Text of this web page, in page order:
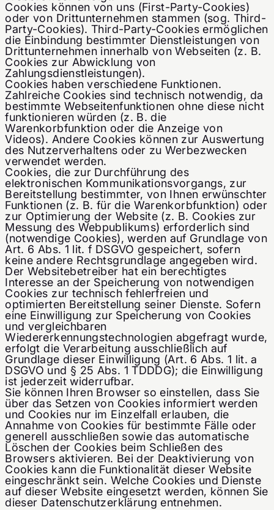
Cookies können von uns (First-Party-Cookies)
oder von Drittunternehmen stammen (sog. Third-
Party-Cookies). Third-Party-Cookies ermöglichen
die Einbindung bestimmter Dienstleistungen von
Drittunternehmen innerhalb von Webseiten (z. B.
Cookies zur Abwicklung von
Zahlungsdienstleistungen).
Cookies haben verschiedene Funktionen.
Zahlreiche Cookies sind technisch notwendig, da
bestimmte Webseitenfunktionen ohne diese nicht
funktionieren würden (z. B. die
Warenkorbfunktion oder die Anzeige von
Videos). Andere Cookies können zur Auswertung
des Nutzerverhaltens oder zu Werbezwecken
verwendet werden.
Cookies, die zur Durchführung des
elektronischen Kommunikationsvorgangs, zur
Bereitstellung bestimmter, von Ihnen erwünschter
Funktionen (z. B. für die Warenkorbfunktion) oder
zur Optimierung der Website (z. B. Cookies zur
Messung des Webpublikums) erforderlich sind
(notwendige Cookies), werden auf Grundlage von
Art. 6 Abs. 1 lit. f DSGVO gespeichert, sofern
keine andere Rechtsgrundlage angegeben wird.
Der Websitebetreiber hat ein berechtigtes
Interesse an der Speicherung von notwendigen
Cookies zur technisch fehlerfreien und
optimierten Bereitstellung seiner Dienste. Sofern
eine Einwilligung zur Speicherung von Cookies
und vergleichbaren
Wiedererkennungstechnologien abgefragt wurde,
erfolgt die Verarbeitung ausschließlich auf
Grundlage dieser Einwilligung (Art. 6 Abs. 1 lit. a
DSGVO und § 25 Abs. 1 TDDDG); die Einwilligung
ist jederzeit widerrufbar.
Sie können Ihren Browser so einstellen, dass Sie
über das Setzen von Cookies informiert werden
und Cookies nur im Einzelfall erlauben, die
Annahme von Cookies für bestimmte Fälle oder
generell ausschließen sowie das automatische
Löschen der Cookies beim Schließen des
Browsers aktivieren. Bei der Deaktivierung von
Cookies kann die Funktionalität dieser Website
eingeschränkt sein. Welche Cookies und Dienste
auf dieser Website eingesetzt werden, können Sie
dieser Datenschutzerklärung entnehmen.